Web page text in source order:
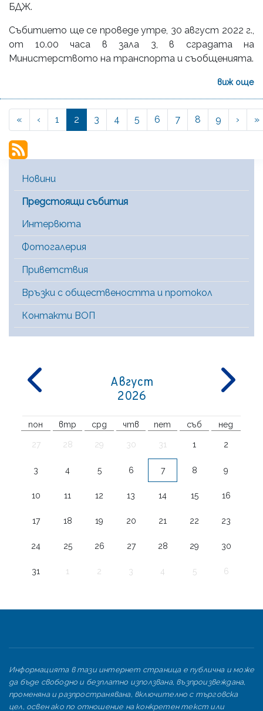
БДЖ.
Събитието ще се проведе утре, 30 август 2022 г.,
от 10.00 часа в зала 3, в сградата на
Министерството на транспорта и съобщенията.
виж още
Pagination
« « First
‹ Page
1
Current
page
2 Page
3 Page
4 Page
5 Page
6 Page
7 Page
8 Page
9 › »
Main Menu [BG]
Новини
Предстоящи събития
Интервюта
Фотогалерия
Приветствия
Връзки с обществеността и протокол
Контакти ВОП
Август
2026
пон втр срд чтв пет съб нед
27 28 29 30 31 1 2
3 4 5 6 7 8 9
10 11 12 13 14 15 16
17 18 19 20 21 22 23
24 25 26 27 28 29 30
31 1 2 3 4 5 6
Информацията в тази интернет страница е публична и може
да бъде свободно и безплатно използвана, възпроизвеждана,
променяна и разпространявана, включително с търговска
цел, освен ако по отношение на конкретен текст или